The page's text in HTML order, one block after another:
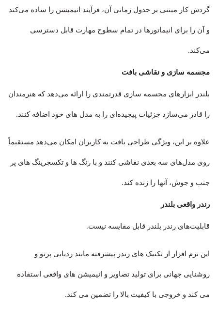
گردش کار مبتنی بر جدول زمانی آن، فرآیند انیمیشن را ساده می‌کند
و آن را برای انیماتورها در تمام سطوح مهارت قابل دسترسی
می‌کند.
مجسمه سازی و نقاشی بافت
بلندر ابزارهای مجسمه سازی قدرتمندی را ارائه می‌دهد که هنرمندان
را قادر می‌سازد جزئیات پیچیده‌ای را به مدل های خود اضافه کنند.
علاوه بر این، ویژگی طراحی بافت به کاربران امکان می‌دهد مستقیماً
روی مدل‌های سه بعدی نقاشی کنند و با رنگ ها و تکسچرینگ های پر
جنب و جوش، آنها را زنده کند.
رندر واقعی بلندر
قابلیت‌های رندر بلندر قابل مقایسه نیست.
این نرم افزار از تکنیک های رندر پیشرفته مانند ردیابی پرتو و
روشنایی جهانی برای تولید تصاویر و انیمیشن های واقعی استفاده
می کند و خروجی با کیفیت بالا را تضمین می کند.